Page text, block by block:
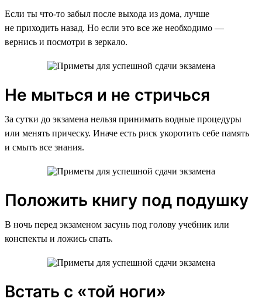
Если ты что-то забыл после выхода из дома, лучше
не приходить назад. Но если это все же необходимо —
вернись и посмотри в зеркало.
Не мыться и не стричься
За сутки до экзамена нельзя принимать водные процедуры
или менять прическу. Иначе есть риск укоротить себе память
и смыть все знания.
Положить книгу под подушку
В ночь перед экзаменом засунь под голову учебник или
конспекты и ложись спать.
Встать с «той ноги»